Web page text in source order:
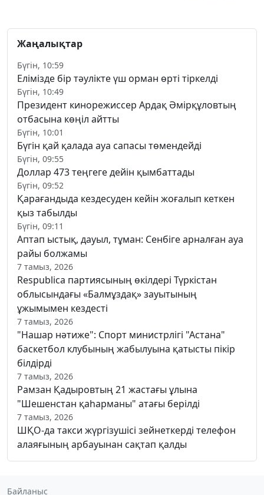
Жаңалықтар
Бүгін, 10:59
Елімізде бір тәулікте үш орман өрті тіркелді
Бүгін, 10:49
Президент кинорежиссер Ардақ Әмірқұловтың
отбасына көңіл айтты
Бүгін, 10:01
Бүгін қай қалада ауа сапасы төмендейді
Бүгін, 09:55
Доллар 473 теңгеге дейін қымбаттады
Бүгін, 09:52
Қарағандыда кездесуден кейін жоғалып кеткен
қыз табылды
Бүгін, 09:11
Аптап ыстық, дауыл, тұман: Сенбіге арналған ауа
райы болжамы
7 тамыз, 2026
Respublica партиясының өкілдері Түркістан
облысындағы «Балмұздақ» зауытының
ұжымымен кездесті
7 тамыз, 2026
"Нашар нәтиже": Спорт министрлігі "Астана"
баскетбол клубының жабылуына қатысты пікір
білдірді
7 тамыз, 2026
Рамзан Қадыровтың 21 жастағы ұлына
"Шешенстан қаһарманы" атағы берілді
7 тамыз, 2026
ШҚО-да такси жүргізушісі зейнеткерді телефон
алаяғының арбауынан сақтап қалды
Байланыс